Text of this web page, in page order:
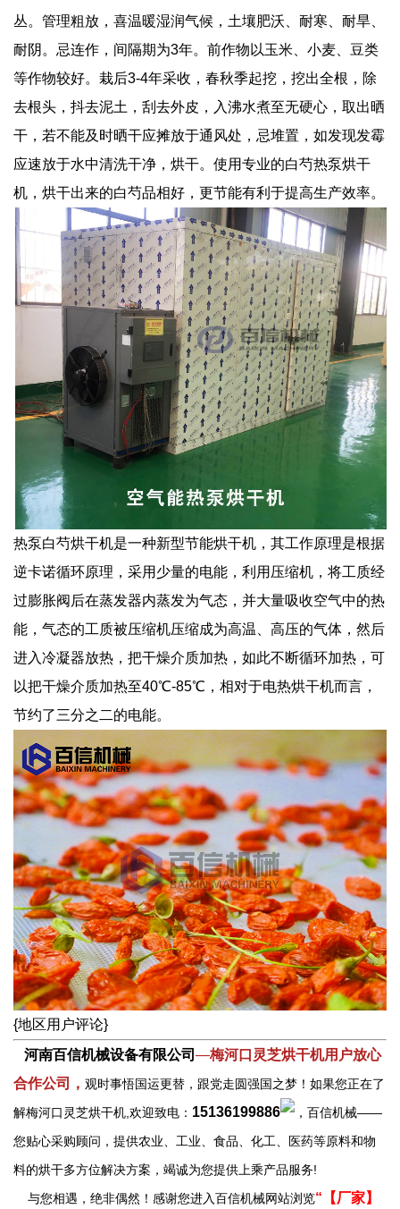
丛。管理粗放，喜温暖湿润气候，土壤肥沃、耐寒、耐旱、
耐阴。忌连作，间隔期为3年。前作物以玉米、小麦、豆类
等作物较好。栽后3-4年采收，春秋季起挖，挖出全根，除
去根头，抖去泥土，刮去外皮，入沸水煮至无硬心，取出晒
干，若不能及时晒干应摊放于通风处，忌堆置，如发现发霉
应速放于水中清洗干净，烘干。使用专业的白芍热泵烘干
机，烘干出来的白芍品相好，更节能有利于提高生产效率。
热泵白芍烘干机是一种新型节能烘干机，其工作原理是根据
逆卡诺循环原理，采用少量的电能，利用压缩机，将工质经
过膨胀阀后在蒸发器内蒸发为气态，并大量吸收空气中的热
能，气态的工质被压缩机压缩成为高温、高压的气体，然后
进入冷凝器放热，把干燥介质加热，如此不断循环加热，可
以把干燥介质加热至40℃-85℃，相对于电热烘干机而言，
节约了三分之二的电能。
{地区用户评论}
河南百信机械设备有限公司 —梅河口灵芝烘干机用户放心
合作公司， 观时事悟国运更替，跟党走圆强国之梦！如果您正在了
解梅河口灵芝烘干机,欢迎致电： 15136199886
，百信机械——
您贴心采购顾问，提供农业、工业、食品、化工、医药等原料和物
料的烘干多方位解决方案，竭诚为您提供上乘产品服务!
与您相遇，绝非偶然！感谢您进入百信机械网站浏览“【厂家】